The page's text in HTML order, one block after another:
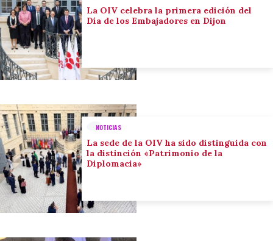
La OIV celebra la primera edición del
Día de los Embajadores en Dijon
NOTICIAS
La sede de la OIV ha sido distinguida con
la distinción «Patrimonio de la
Diplomacia»